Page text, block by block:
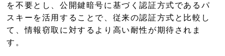
を不要とし、公開鍵暗号に基づく認証方式であるパ
スキーを活用することで、従来の認証方式と比較し
て、情報窃取に対するより高い耐性が期待されま
す。